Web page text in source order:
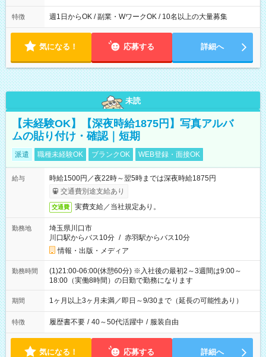
特徴 週1日からOK / 副業・WワークOK / 10名以上の大量募集
気になる！ 応募する 詳細へ
未読
【未経験OK】【深夜時給1875円】写真アルバ
ムの貼り付け・確認｜短期
派遣 職種未経験OK ブランクOK WEB登録・面接OK
給与
時給1500円／夜22時～翌5時までは深夜時給1875円
交通費別途支給あり
交通費 実費支給／当社規定あり。
勤務地
埼玉県川口市
川口駅からバス10分 / 赤羽駅からバス10分
情報・出版・メディア
勤務時間
(1)21:00-06:00(休憩60分) ※入社後の最初2～3週間は9:00～
18:00（実働8時間）の日勤で勤務になります
期間 1ヶ月以上3ヶ月未満／即日～9/30まで（延長の可能性あり）
特徴 履歴書不要 / 40～50代活躍中 / 服装自由
気になる！ 応募する 詳細へ